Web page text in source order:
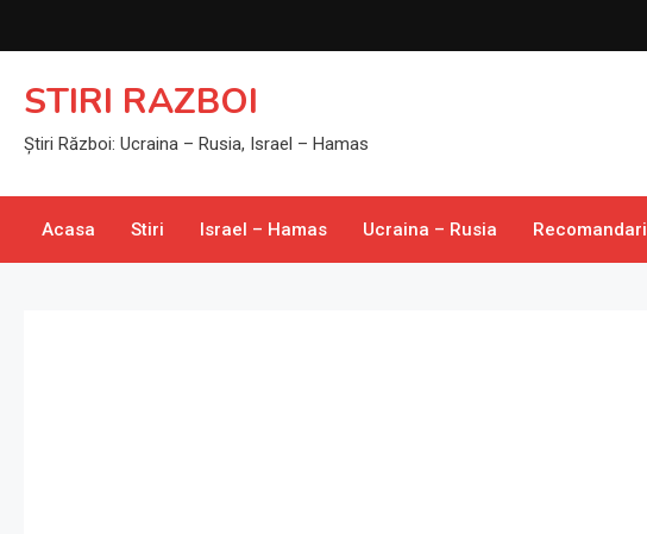
to
STIRI RAZBOI
Știri Război: Ucraina – Rusia, Israel – Hamas
Acasa Stiri Israel – Hamas Ucraina – Rusia Recomandari